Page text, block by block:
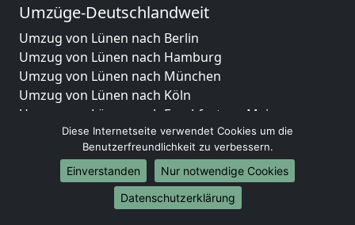
Umzüge-Deutschlandweit
Umzug von Lünen nach Berlin
Umzug von Lünen nach Hamburg
Umzug von Lünen nach München
Umzug von Lünen nach Köln
Umzug von Lünen nach Frankfurt am Main
Umzug von Lünen nach Stuttgart
Umzug von Lünen nach Düsseldorf
Umzug von Lünen nach Leipzig
Umzug von Lünen nach Dortmund
Umzug von Lünen nach Essen
Diese Internetseite verwendet Cookies um die
Benutzerfreundlichkeit zu verbessern.
Einverstanden
Nur notwendige Cookies
Datenschutzerklärung